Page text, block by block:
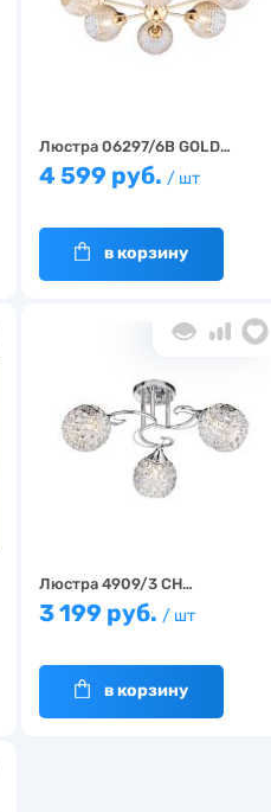
Люстра 06297/6B GOLD…
4 599 руб. / шт
в корзину
Люстра 4909/3 CH…
3 199 руб. / шт
в корзину